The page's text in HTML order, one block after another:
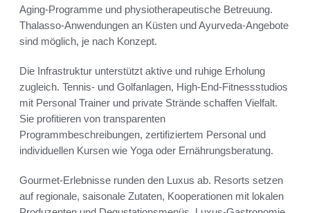
Aging-Programme und physiotherapeutische Betreuung.
Thalasso-Anwendungen an Küsten und Ayurveda-Angebote
sind möglich, je nach Konzept.
Die Infrastruktur unterstützt aktive und ruhige Erholung
zugleich. Tennis- und Golfanlagen, High-End-Fitnessstudios
mit Personal Trainer und private Strände schaffen Vielfalt.
Sie profitieren von transparenten
Programmbeschreibungen, zertifiziertem Personal und
individuellen Kursen wie Yoga oder Ernährungsberatung.
Gourmet-Erlebnisse runden den Luxus ab. Resorts setzen
auf regionale, saisonale Zutaten, Kooperationen mit lokalen